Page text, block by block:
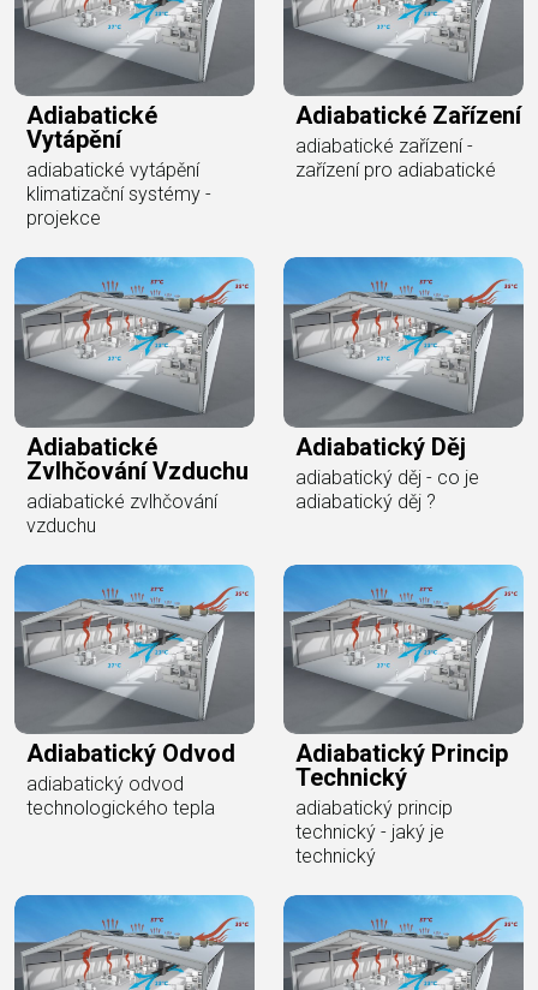
Adiabatické
Vytápění
adiabatické vytápění
klimatizační systémy -
projekce
Adiabatické Zařízení
adiabatické zařízení -
zařízení pro adiabatické
Adiabatické
Zvlhčování Vzduchu
adiabatické zvlhčování
vzduchu
Adiabatický Děj
adiabatický děj - co je
adiabatický děj ?
Adiabatický Odvod
adiabatický odvod
technologického tepla
Adiabatický Princip
Technický
adiabatický princip
technický - jaký je
technický